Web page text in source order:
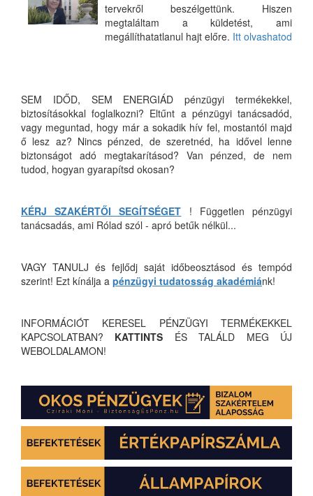
tervekről beszélgettünk. Hiszen
megtaláltam a küldetést, ami
megállíthatatlanul hajt előre. Itt olvashatod
SEM IDŐD, SEM ENERGIÁD pénzügyi termékekkel,
biztosításokkal foglalkozni? Eltűnt a pénzügyi tanácsadód,
vagy meguntad, hogy már a sokadik hív fel, mostantól majd
ő lesz az? Nincs pénzed, de szeretnéd, ha idővel lenne
biztonságot adó megtakarításod? Van pénzed, de nem
tudod, hogyan gyarapítsd okosan?
KÉRJ SZAKÉRTŐI SEGÍTSÉGET ! Független pénzügyi
tanácsadás, ami Rólad szól - apró betűk nélkül...
VAGY TANULJ és fejlődj saját időbeosztásod és tempód
szerint! Ezt kínálja a pénzügyi tudatosság akadémiánk!
INFORMÁCIÓT KERESEL PÉNZÜGYI TERMÉKEKKEL
KAPCSOLATBAN? KATTINTS ÉS TALÁLD MEG ÚJ
WEBOLDALAMON!